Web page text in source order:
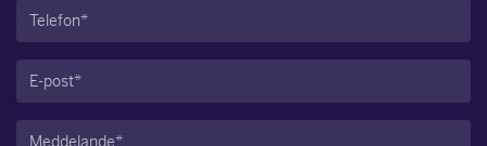
Telefon(Obligatoriskt)
E-
post(Obligatoriskt)
Meddelande(Obligatoriskt)